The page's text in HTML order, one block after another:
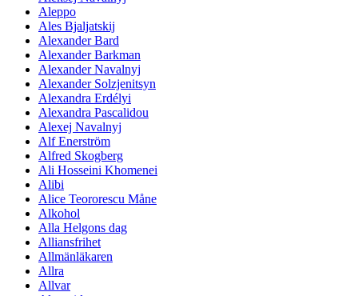
Aleppo
Ales Bjaljatskij
Alexander Bard
Alexander Barkman
Alexander Navalnyj
Alexander Solzjenitsyn
Alexandra Erdélyi
Alexandra Pascalidou
Alexej Navalnyj
Alf Enerström
Alfred Skogberg
Ali Hosseini Khomenei
Alibi
Alice Teororescu Måne
Alkohol
Alla Helgons dag
Alliansfrihet
Allmänläkaren
Allra
Allvar